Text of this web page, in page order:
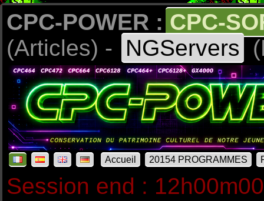
CPC-POWER : CPC-
(Articles) -
NGServers
Accueil 20154 PROGRAMMES
Session end :